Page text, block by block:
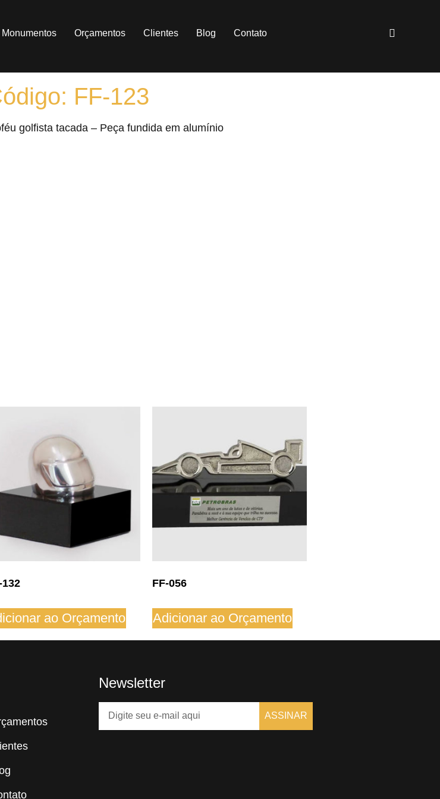
Monumentos Orçamentos Clientes Blog Contato
FF-123
golfista tacada – Peça fundida em alumínio
132
ao Orçamento
FF-056
Adicionar ao Orçamento
Newsletter
ASSINAR